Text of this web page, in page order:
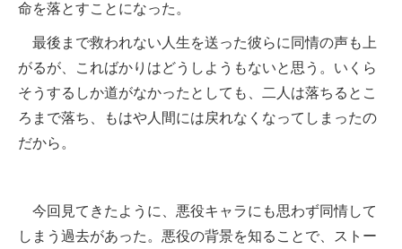
命を落とすことになった。
最後まで救われない人生を送った彼らに同情の声も上
がるが、こればかりはどうしようもないと思う。いくら
そうするしか道がなかったとしても、二人は落ちるとこ
ろまで落ち、もはや人間には戻れなくなってしまったの
だから。
今回見てきたように、悪役キャラにも思わず同情して
しまう過去があった。悪役の背景を知ることで、ストー